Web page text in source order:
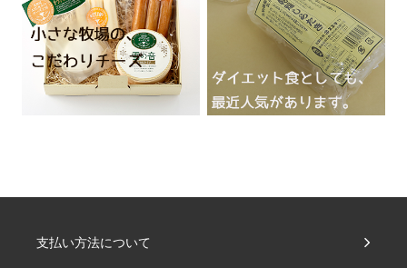
支払い方法について